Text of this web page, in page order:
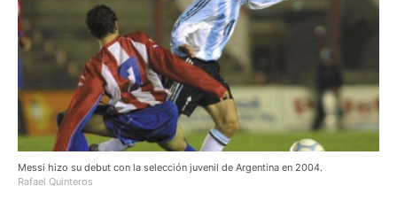
Messi hizo su debut con la selección juvenil de Argentina en 2004.
Rafael Quinteros